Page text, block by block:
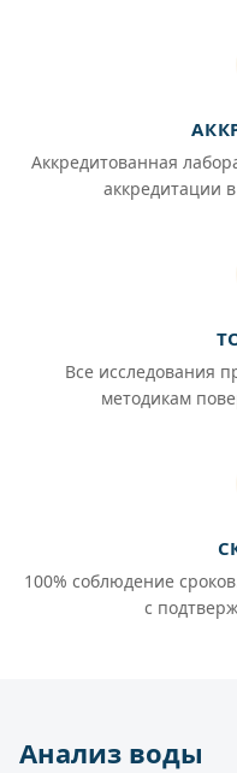
Аккредитованная
аккредитации
Все исследования
методикам
100% соблюдение
с
Анализ воды